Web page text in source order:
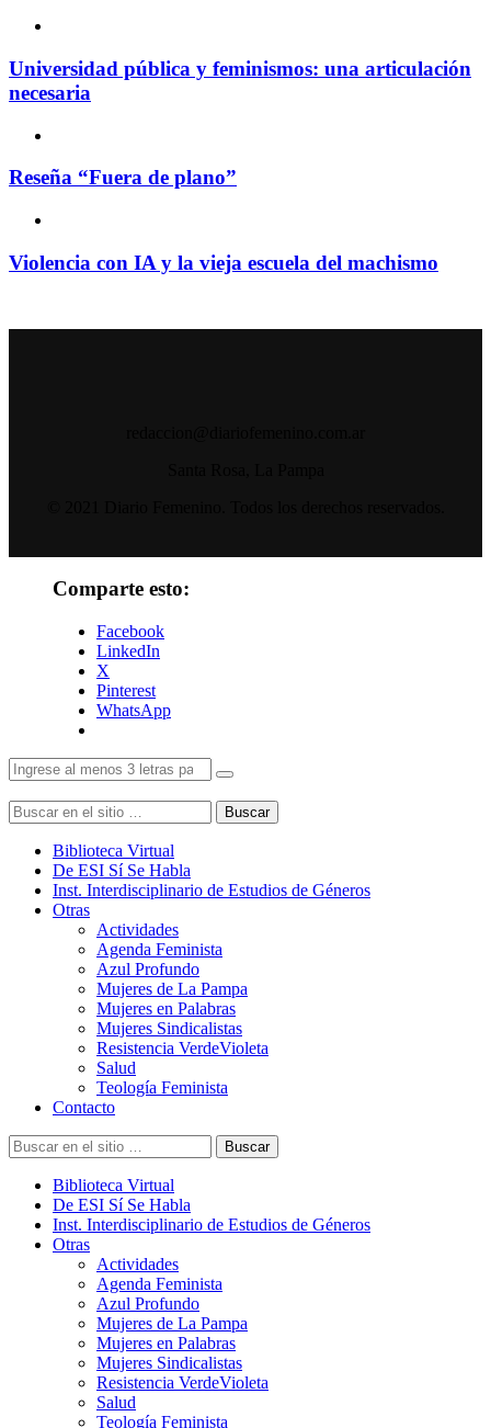
Universidad pública y feminismos: una articulación
necesaria
Reseña “Fuera de plano”
Violencia con IA y la vieja escuela del machismo
Comparte esto:
Facebook
LinkedIn
X
Pinterest
WhatsApp
Buscar
Biblioteca Virtual
De ESI Sí Se Habla
Inst. Interdisciplinario de Estudios de Géneros
Otras
Actividades
Agenda Feminista
Azul Profundo
Mujeres de La Pampa
Mujeres en Palabras
Mujeres Sindicalistas
Resistencia VerdeVioleta
Salud
Teología Feminista
Contacto
Buscar
Biblioteca Virtual
De ESI Sí Se Habla
Inst. Interdisciplinario de Estudios de Géneros
Otras
Actividades
Agenda Feminista
Azul Profundo
Mujeres de La Pampa
Mujeres en Palabras
Mujeres Sindicalistas
Resistencia VerdeVioleta
Salud
Teología Feminista